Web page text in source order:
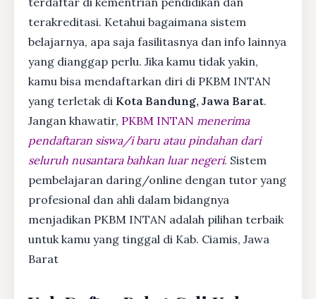
terakreditasi. Ketahui bagaimana sistem
belajarnya, apa saja fasilitasnya dan info lainnya
yang dianggap perlu. Jika kamu tidak yakin,
kamu bisa mendaftarkan diri di PKBM INTAN
yang terletak di Kota Bandung, Jawa Barat.
Jangan khawatir, PKBM INTAN menerima
pendaftaran siswa/i baru atau pindahan dari
seluruh nusantara bahkan luar negeri. Sistem
pembelajaran daring/online dengan tutor yang
profesional dan ahli dalam bidangnya
menjadikan PKBM INTAN adalah pilihan terbaik
untuk kamu yang tinggal di Kab. Ciamis, Jawa
Barat